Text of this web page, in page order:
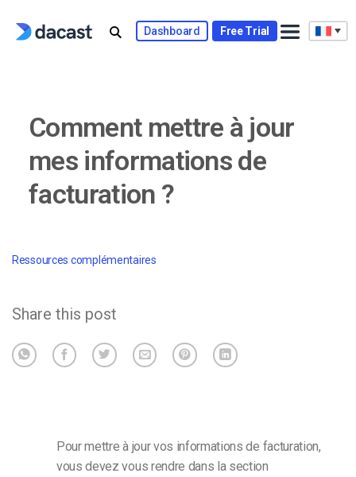
Dashboard Free Trial
Comment mettre à jour
mes informations de
facturation ?
Ressources complémentaires
Share this post
Pour mettre à jour vos informations de facturation,
vous devez vous rendre dans la section